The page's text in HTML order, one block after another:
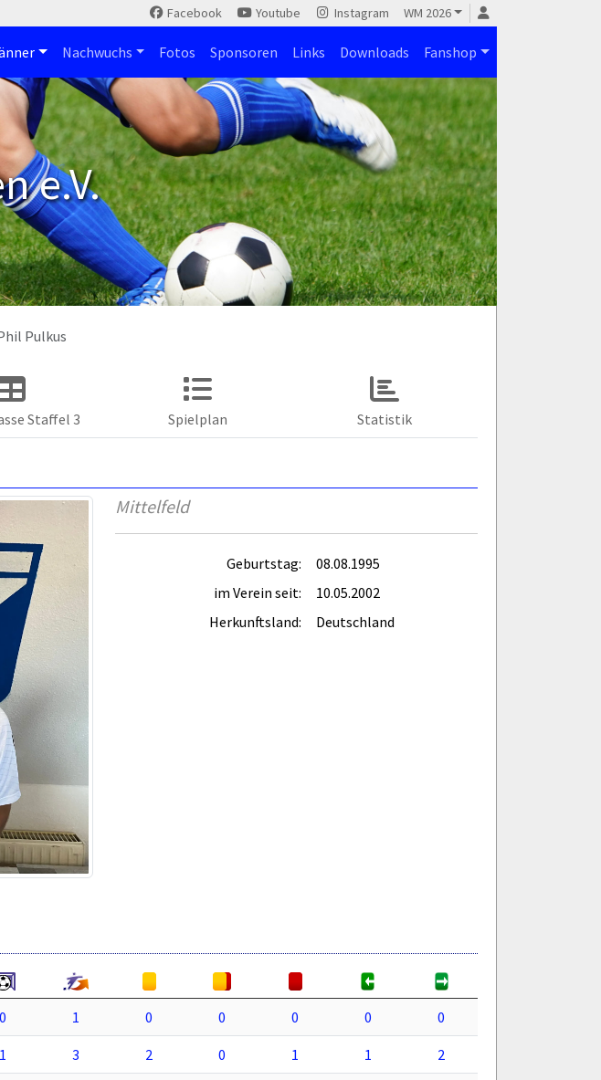
Facebook Youtube Instagram WM 2026
Nachwuchs Fotos Sponsoren Links Downloads Fanshop
e.V.
Pulkus
Staffel 3 Spielplan Statistik
Mittelfeld
Geburtstag:
08.08.1995
im Verein seit:
10.05.2002
Herkunftsland:
Deutschland
0 1 0 0 0 0 0
1 3 2 0 1 1 2